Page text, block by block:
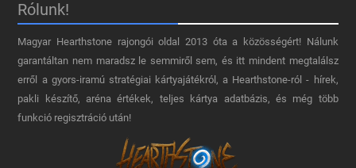
Rólunk!
Magyar Hearthstone​ rajongói oldal 2013 óta a közösségért! Nálunk
garantáltan nem maradsz le semmiről sem, és itt mindent megtalálsz
erről a gyors-iramú stratégiai kártyajátékról, a Hearthstone-ról - hírek,
pakli készítő, aréna értékek, teljes kártya adatbázis, és még több
funkció regisztráció után!